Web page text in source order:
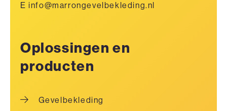
E info@marrongevelbekleding.nl
Oplossingen en
producten
Gevelbekleding